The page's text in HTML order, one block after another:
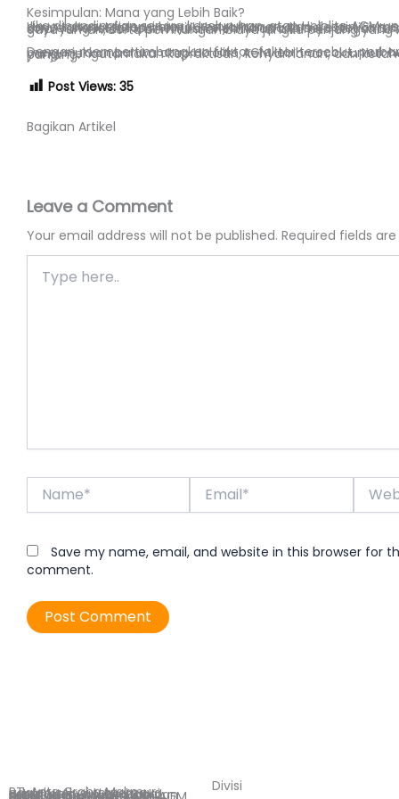
Kesimpulan: Mana yang Lebih Baik?
Jika dibandingkan secara keseluruhan, atap Hololite AGM unggul dalam aspek daya tahan, efisiensi biaya, kenyamanan, dan desain. Sementara itu, atap konvensional tetap memiliki kelebihan pada sisi estetika tradisional dan buiaya awal yang relatif lebih murah. Pemilihan akhirnya tergantung
Dengan mempertimbangkan faktor-faktor tersebut, perbandingan atap ini menunjukkan bahwa atap Hololite AGM lebih cocok untuk hunian modern yang mengutamakan kepraktisan, kenyamanan, dan ketahanan jangka panjang.
Post Views: 35
Bagikan Artikel
Leave a Comment
Your email address will not be published. Required fields
here..
Website
Save my name, email, and website in this browser for
comment.
Divisi